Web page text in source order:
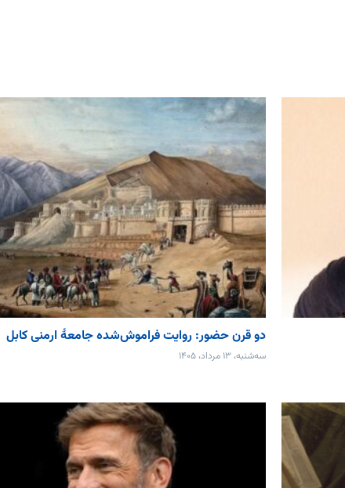
دو قرن حضور: روایت فراموش‌شده جامعۀ ارمنی کابل
سه‌شنبه، ۱۳ مرداد، ۱۴۰۵